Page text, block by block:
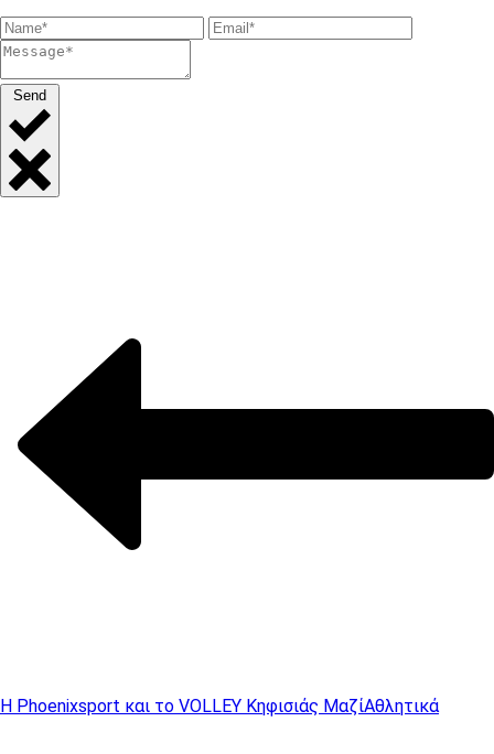
Send
Η Phoenixsport και το VOLLEY Κηφισιάς ΜαζίΑθλητικά